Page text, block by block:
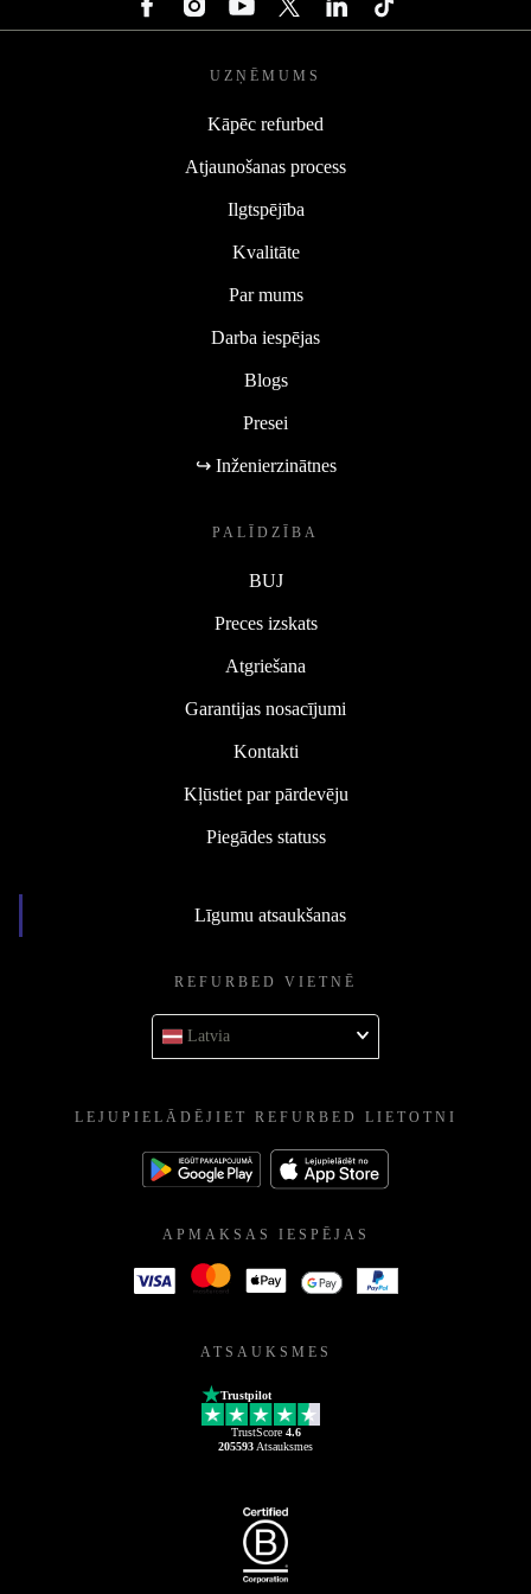
UZŅĒMUMS
Kāpēc refurbed
Atjaunošanas process
Ilgtspējība
Kvalitāte
Par mums
Darba iespējas
Blogs
Presei
↪ Inženierzinātnes
PALĪDZĪBA
BUJ
Preces izskats
Atgriešana
Garantijas nosacījumi
Kontakti
Kļūstiet par pārdevēju
Piegādes statuss
Līgumu atsaukšanas
REFURBED VIETNĒ
Latvia
LEJUPIELĀDĒJIET REFURBED LIETOTNI
APMAKSAS IESPĒJAS
ATSAUKSMES
Trustpilot
TrustScore 4.6
205593 Atsauksmes